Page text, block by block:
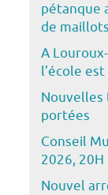
pétanque
de maillots
A
l’école
Nouvelles
portées
Conseil
2026, 20H
Nouvel